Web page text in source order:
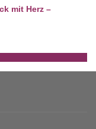
mit Herz –